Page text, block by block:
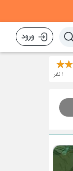
ورود
1 نفر